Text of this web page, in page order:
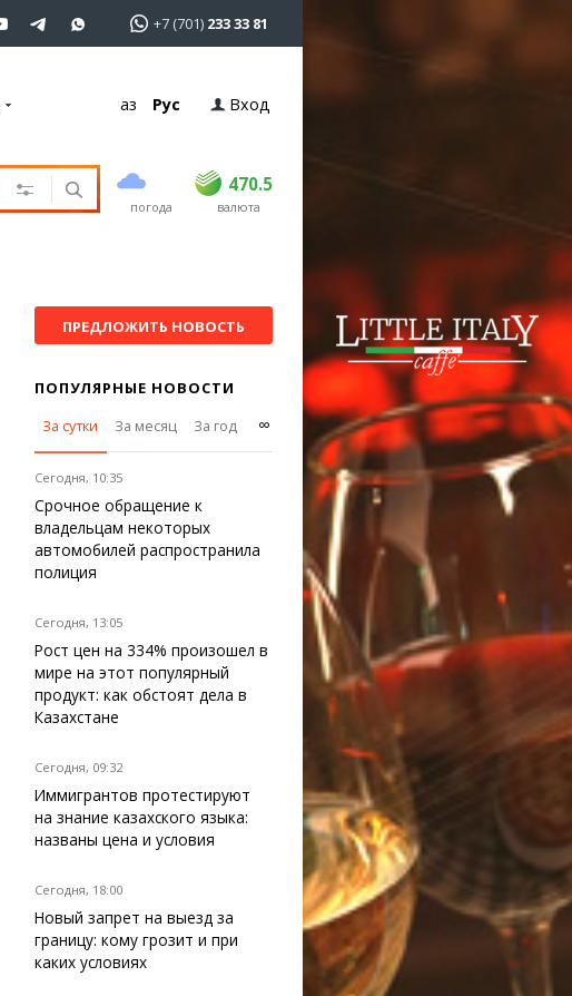
+7 (701) 233 33 81
Қаз Рус Вход
погода
470.5
USD 468.5 470.5
EUR валюта
ПРЕДЛОЖИТЬ НОВОСТЬ
ПОПУЛЯРНЫЕ НОВОСТИ
За сутки
За месяц За год ∞
Сегодня, 10:35
Срочное обращение к
владельцам некоторых
автомобилей распространила
полиция
Сегодня, 13:05
Рост цен на 334% произошел в
мире на этот популярный
продукт: как обстоят дела в
Казахстане
Сегодня, 09:32
Иммигрантов протестируют
на знание казахского языка:
названы цена и условия
Сегодня, 18:00
Новый запрет на выезд за
границу: кому грозит и при
каких условиях